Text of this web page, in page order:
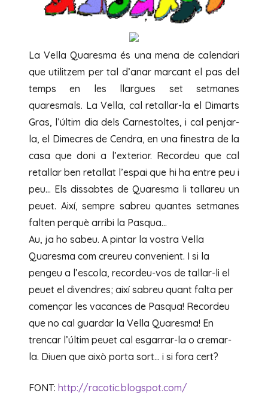
La Vella Quaresma és una mena de calendari
que utilitzem per tal d’anar marcant el pas del
temps en les llargues set setmanes
quaresmals. La Vella, cal retallar-la el Dimarts
Gras, l’últim dia dels Carnestoltes, i cal penjar-
la, el Dimecres de Cendra, en una finestra de la
casa que doni a l’exterior. Recordeu que cal
retallar ben retallat l’espai que hi ha entre peu i
peu… Els dissabtes de Quaresma li tallareu un
peuet. Així, sempre sabreu quantes setmanes
falten perquè arribi la Pasqua…
Au, ja ho sabeu. A pintar la vostra Vella
Quaresma com creureu convenient. I si la
pengeu a l’escola, recordeu-vos de tallar-li el
peuet el divendres; així sabreu quant falta per
començar les vacances de Pasqua! Recordeu
que no cal guardar la Vella Quaresma! En
trencar l’últim peuet cal esgarrar-la o cremar-
la. Diuen que això porta sort… i si fora cert?
FONT: http://racotic.blogspot.com/